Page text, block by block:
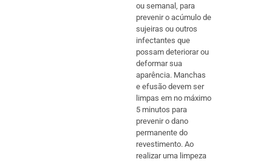
ou semanal, para
prevenir o acúmulo de
sujeiras ou outros
infectantes que
possam deteriorar ou
deformar sua
aparência. Manchas
e efusão devem ser
limpas em no máximo
5 minutos para
prevenir o dano
permanente do
revestimento. Ao
realizar uma limpeza